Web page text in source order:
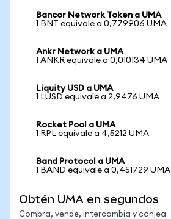
Bancor Network Token a UMA
1 BNT equivale a 0,779906 UMA
Ankr Network a UMA
1 ANKR equivale a 0,010134 UMA
Liquity USD a UMA
1 LUSD equivale a 2,9476 UMA
Rocket Pool a UMA
1 RPL equivale a 4,5212 UMA
Band Protocol a UMA
1 BAND equivale a 0,451729 UMA
Obtén UMA en segundos
Compra, vende, intercambia y canjea